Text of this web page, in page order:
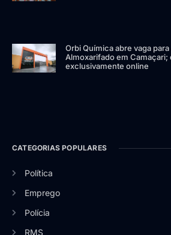
Orbi Química abre vaga
Almoxarifado em
exclusivamente online
CATEGORIAS POPULARES
Política
Emprego
Polícia
RMS